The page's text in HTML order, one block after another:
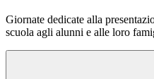
Giornate dedicate alla
scuola agli alunni e alle loro